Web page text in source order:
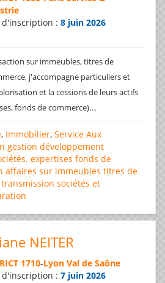
d'inscription : 8 juin 2026
sur immeubles, titres de
j'accompagne particuliers et
et la cessions de leurs actifs
fonds de commerce)...
, Immobilier, Service Aux
gestion développement
expertises fonds de
affaires sur immeubles titres de
transmission sociétés et
NEITER
1710-Lyon Val de Saône
d'inscription : 7 juin 2026